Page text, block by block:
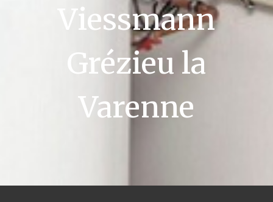
Viessmann
Grézieu la
Varenne